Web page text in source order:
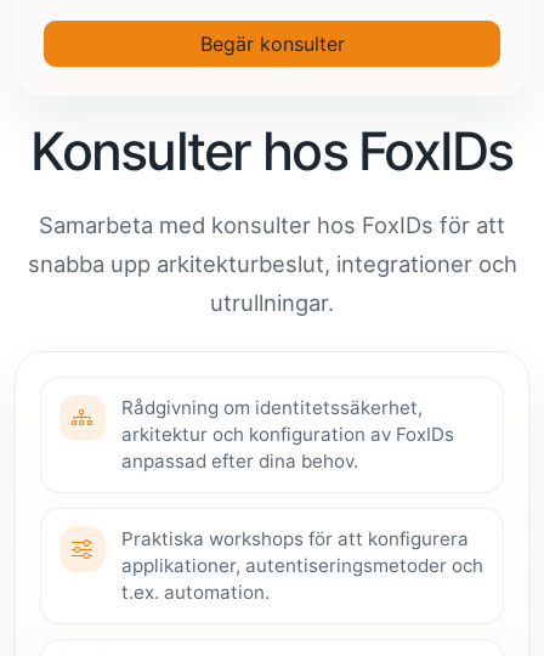
Konsulter hos FoxIDs
Samarbeta med konsulter hos FoxIDs för att
snabba upp arkitekturbeslut, integrationer och
utrullningar.
Rådgivning om identitetssäkerhet,
arkitektur och konfiguration av FoxIDs
anpassad efter dina behov.
Praktiska workshops för att konfigurera
applikationer, autentiseringsmetoder och
t.ex. automation.
Begär konsulter